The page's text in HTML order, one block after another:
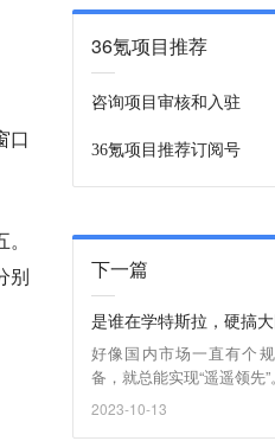
口
别
36氪项目推荐
咨询项目审核和入驻
36氪项目推荐订阅号
下一篇
是谁在学特斯拉，硬搞
好像国内市场一直有个
备，就总能实现“遥遥领先”。
2023-10-13